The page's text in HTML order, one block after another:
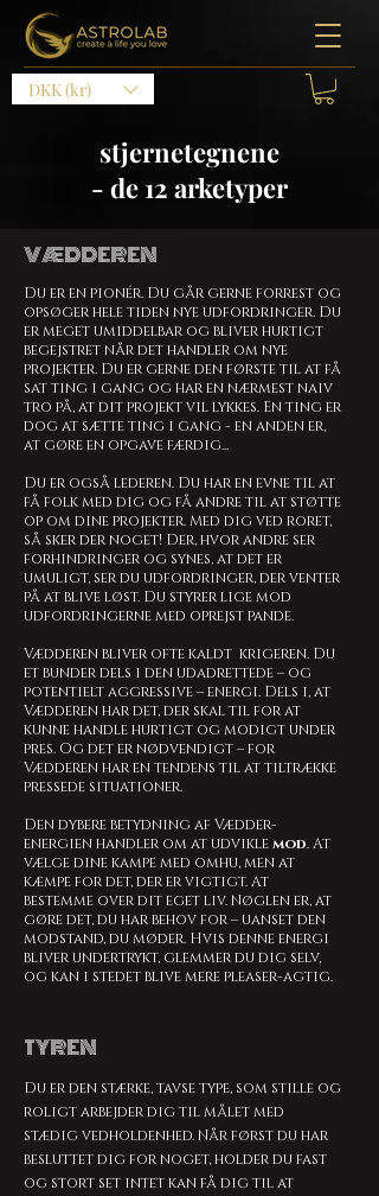
DKK (kr)
stjernetegnene
- de 12 arketyper
VÆDDEREN
Du er en pionér. Du går gerne forrest og
opsøger hele tiden nye udfordringer. Du
er meget umiddelbar og bliver hurtigt
begejstret når det handler om nye
projekter. Du er gerne den første til at få
sat ting i gang og har en nærmest naiv
tro på, at dit projekt vil lykkes. En ting er
dog at sætte ting i gang - en anden er,
at gøre en opgave færdig...
Du er også lederen. Du har en evne til at
få folk med dig og få andre til at støtte
op om dine projekter. Med dig ved roret,
så sker der noget! Der, hvor andre ser
forhindringer og synes, at det er
umuligt, ser du udfordringer, der venter
på at blive løst. Du styrer lige mod
udfordringerne med oprejst pande.
Vædderen bliver ofte kaldt krigeren. Du
et bunder dels i den udadrettede – og
potentielt aggressive – energi. Dels i, at
Vædderen har det, der skal til for at
kunne handle hurtigt og modigt under
pres. Og det er nødvendigt – for
Vædderen har en tendens til at tiltrække
pressede situationer.
Den dybere betydning af Vædder-
energien handler om at udviklemod. At
vælge dine kampe med omhu, men at
kæmpe for det, der er vigtigt. At
bestemme over dit eget liv. Nøglen er, at
gøre det, du har behov for – uanset den
modstand, du møder. Hvis denne energi
bliver undertrykt, glemmer du dig selv,
og kan i stedet blive mere pleaser-agtig.
TYREN
Du er den stærke, tavse type, som stille og
roligt arbejder dig til målet med
stædig vedholdenhed. Når først du har
besluttet dig for noget, holder du fast
og stort set intet kan få dig til at